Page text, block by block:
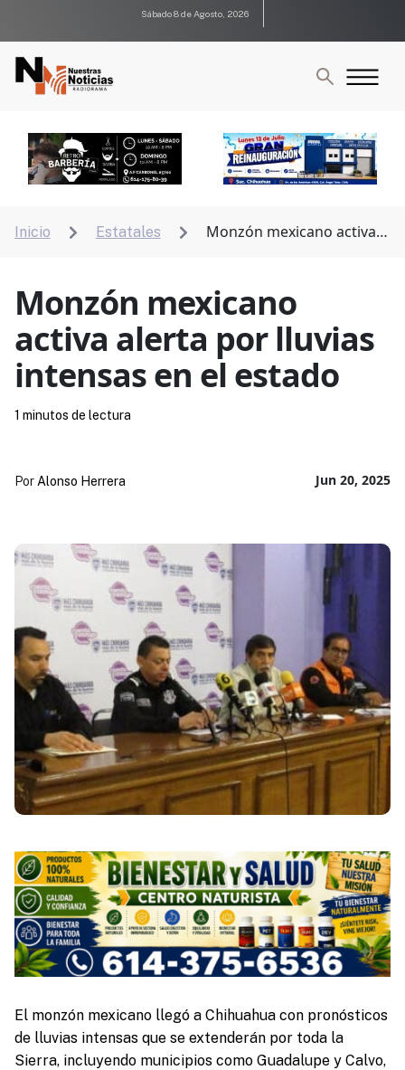
Sábado 8 de Agosto, 2026
Inicio  Estatales 
Monzón mexicano activa
Monzón mexicano
activa alerta por lluvias
intensas en el estado
Jun 20, 2025
Por Alonso Herrera
1 minutos de lectura
El monzón mexicano llegó a Chihuahua con pronósticos
de lluvias intensas que se extenderán por toda la
Sierra, incluyendo municipios como Guadalupe y Calvo,